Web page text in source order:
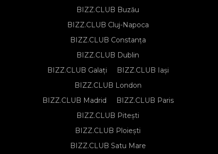
BIZZ.CLUB Buzău
BIZZ.CLUB Cluj-Napoca
BIZZ.CLUB Constanța
BIZZ.CLUB Dublin
BIZZ.CLUB Galați
BIZZ.CLUB Iași
BIZZ.CLUB London
BIZZ.CLUB Madrid
BIZZ.CLUB Paris
BIZZ.CLUB Pitești
BIZZ.CLUB Ploiești
BIZZ.CLUB Satu Mare